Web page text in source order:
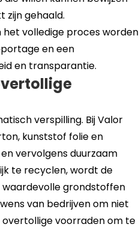
zijn gehaald.
volledige proces worden
en een
en transparantie.
verspilling. Bij Valor
kunststof folie en
vervolgens duurzaam
te recyclen, wordt de
grondstoffen
van bedrijven om niet
voorraden om te